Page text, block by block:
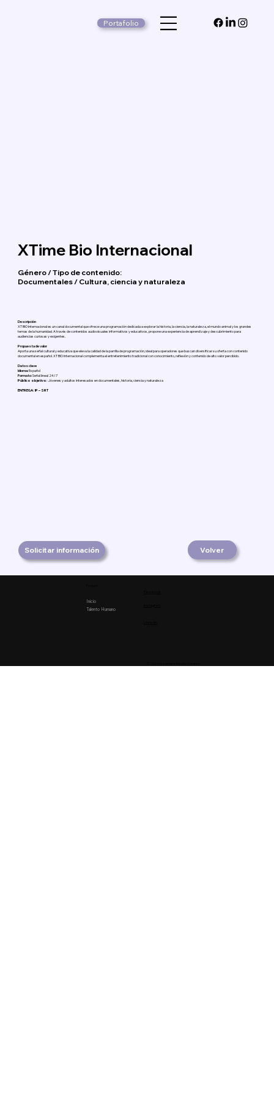
Portafolio
XTime Bio Internacional
Género / Tipo de contenido:
Documentales / Cultura, ciencia y naturaleza
Descripción
XT BIO Internacional es un canal documental que ofrece una programación dedicada a explorar la historia, la ciencia, la naturaleza, el mundo animal y los grandes
temas de la humanidad. A través de contenidos audiovisuales informativos y educativos, propone una experiencia de aprendizaje y descubrimiento para
audiencias curiosas y exigentes.
Propuesta de valor
Aporta una señal cultural y educativa que eleva la calidad de la parrilla de programación, ideal para operadores que buscan diversificar su oferta con contenido
documental en español. XT BIO Internacional complementa el entretenimiento tradicional con conocimiento, reflexión y contenido de alto valor percibido.
Datos clave
Idioma:Español
Formato:Señal lineal 24/7
Público objetivo: Jóvenes y adultos interesados en documentales, historia, ciencia y naturaleza
ENTREGA: IP – SRT
Solicitar información Volver
Inicio
Talento Humano